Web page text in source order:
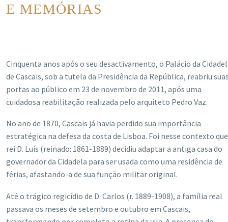
E MEMÓRIAS
Cinquenta anos após o seu desactivamento, o Palácio da
de Cascais, sob a tutela da Presidência da República, reabriu
portas ao público em 23 de novembro de 2011, após uma
cuidadosa reabilitação realizada pelo arquiteto Pedro Vaz.
No ano de 1870, Cascais já havia perdido sua importância
estratégica na defesa da costa de Lisboa. Foi nesse contexto
rei D. Luís (reinado: 1861-1889) decidiu adaptar a antiga casa do
governador da Cidadela para ser usada como uma residência de
férias, afastando-a de sua função militar original.
Até o trágico regicídio de D. Carlos (r. 1889-1908), a família real
passava os meses de setembro e outubro em Cascais,